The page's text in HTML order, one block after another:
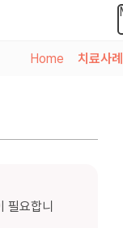
Home 치료사례
필요합니